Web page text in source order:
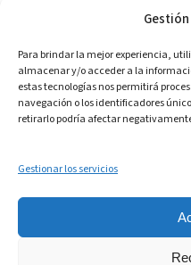
Para brindar la mejor experiencia,
almacenar y/o acceder a la
estas tecnologías nos permitirá
navegación o los identificadores
retirarlo podría afectar
Gestionar los servicios